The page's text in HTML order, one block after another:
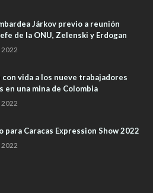
Járkov previo a reunión
de la ONU, Zelenski y Erdogan
2022
con vida a los nueve trabajadores
en una mina de Colombia
2022
para Caracas Expression Show 2022
2022